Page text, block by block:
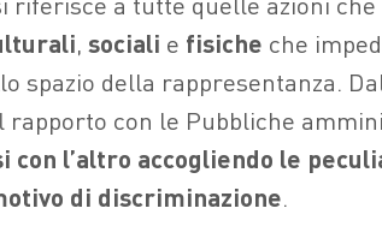
, sociali e fisiche che
spazio della rappresentanza.
rapporto con le Pubbliche
con l’altro accogliendo le
di discriminazione.